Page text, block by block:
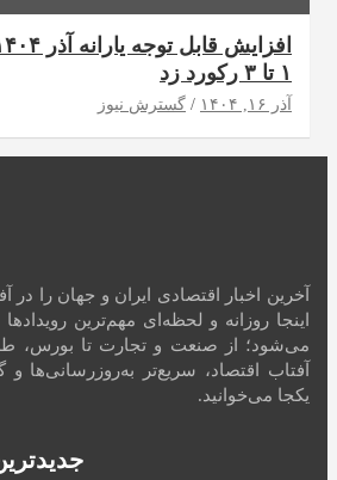
۱ تا ۳ رکورد زد
آذر ۱۶, ۱۴۰۴ گسترش نیوز
آخرین اخبار اقتصادی ایران و جهان را در
اینجا روزانه و لحظه‌ای مهم‌ترین
می‌شود؛ از صنعت و تجارت تا بورس،
آفتاب اقتصاد، سریع‌تر به‌روزرسانی‌ها و
یکجا می‌خوانید.